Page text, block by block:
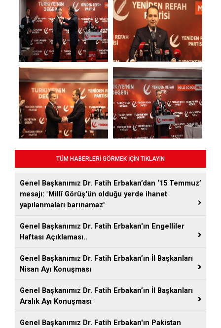
TÜM HABERLERİ GÖRMEK İÇİN TIKLAYIN
Genel Başkanımız Dr. Fatih Erbakan’dan ‘15 Temmuz’
mesajı: "Millî Görüş'ün olduğu yerde ihanet
yapılanmaları barınamaz"
Genel Başkanımız Dr. Fatih Erbakan'ın Engelliler
Haftası Açıklaması..
Genel Başkanımız Dr. Fatih Erbakan’ın İl Başkanları
Nisan Ayı Konuşması
Genel Başkanımız Dr. Fatih Erbakan’ın İl Başkanları
Aralık Ayı Konuşması
Genel Başkanımız Dr. Fatih Erbakan'ın Pakistan